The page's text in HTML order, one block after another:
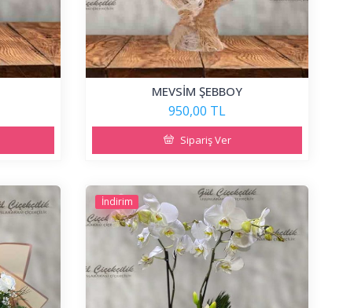
MEVSİM ŞEBBOY
950,00 TL
Sipariş Ver
İndirim